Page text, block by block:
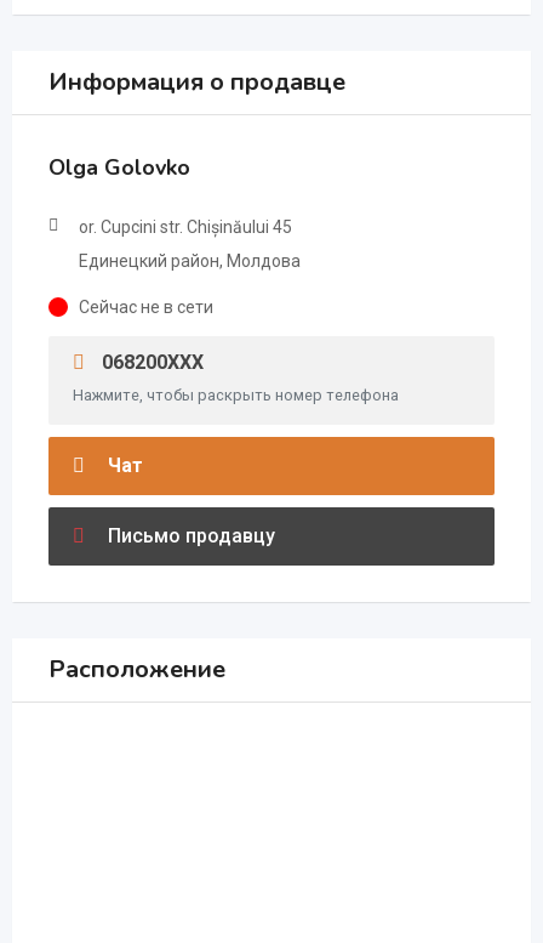
Информация о продавце
Olga Golovko
or. Cupcini str. Chișinăului 45
Единецкий район, Молдова
Сейчас не в сети
068200XXX
Нажмите, чтобы раскрыть номер телефона
Чат
Письмо продавцу
Расположение